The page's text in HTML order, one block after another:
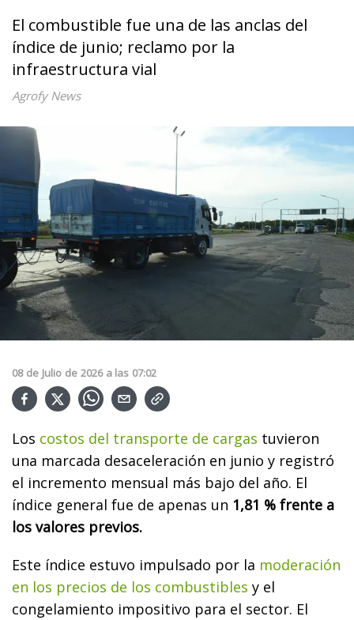
El combustible fue una de las anclas del
índice de junio; reclamo por la
infraestructura vial
Agrofy News
08 de Julio de 2026 a las 07:02
Los costos del transporte de cargas tuvieron
una marcada desaceleración en junio y registró
el incremento mensual más bajo del año. El
índice general fue de apenas un 1,81 % frente a
los valores previos.
Este índice estuvo impulsado por la moderación
en los precios de los combustibles y el
congelamiento impositivo para el sector. El